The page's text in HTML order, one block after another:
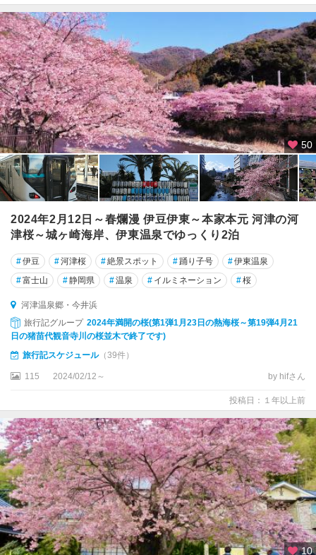
50
2024年2月12日～春爛漫 伊豆伊東～本家本元 河津の河
津桜～城ヶ崎海岸、伊東温泉でゆっくり2泊
#伊豆 #河津桜 #絶景スポット #踊り子号 #伊東温泉
#富士山 #静岡県 #温泉 # イルミネーション #桜
河津温泉郷・今井浜
旅行記グループ 2024年満開の桜(第1弾1月23日の熱海桜～第19弾4月21
日の猪苗代観音寺川の桜並木で終了です)
旅行記スケジュール（39件）
115 2024/02/12～ by hifさん
投稿日：１年以上前
10